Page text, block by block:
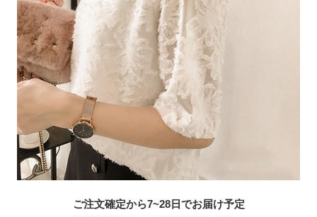
ご注文確定から7~28日でお届け予定